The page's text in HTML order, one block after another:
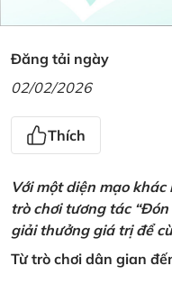
Đăng tải ngày
02/02/2026
Thích
Với một diện mạo
trò chơi tương tác
giải thưởng giá trị để
Từ trò chơi dân gian